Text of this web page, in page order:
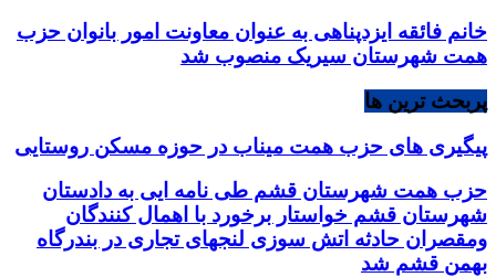
خانم فائقه ایزدپناهی به عنوان معاونت امور بانوان حزب
همت شهرستان سیریک منصوب شد
پربحث ترین ها
پیگیری های حزب همت میناب در حوزه مسکن روستایی
حزب همت شهرستان قشم طی نامه ایی به دادستان
شهرستان قشم خواستار برخورد با اهمال کنندگان
ومقصران حادثه اتش سوزی لنجهای تجاری در بندرگاه
بهمن قشم شد